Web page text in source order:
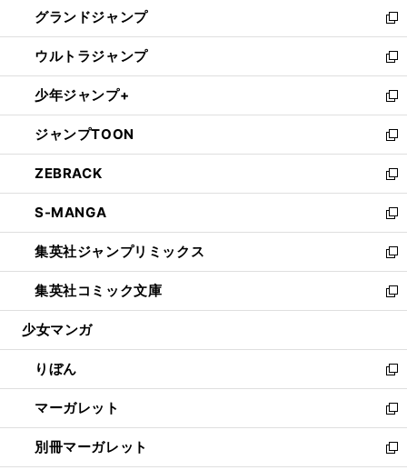
で
開
く
ド
ウ
で
開
く
ィ
ン
ド
ウ
で
開
く
い
ウ
ィ
ン
ド
ウ
で
開
く
グランドジャンプ
新
し
い
ウ
ィ
ン
ド
ウ
で
開
く
ウルトラジャンプ
新
し
い
ウ
ィ
ン
ド
ウ
で
開
く
少年ジャンプ+
新
し
い
ウ
ィ
ン
ド
ウ
で
開
く
ジャンプTOON
新
し
い
ウ
ィ
ン
ド
ウ
で
開
ZEBRACK
新
し
い
ウ
ィ
ン
ド
ウ
開
く
S-MANGA
新
し
い
ウ
ィ
ン
ウ
で
開
く
集英社ジャンプリミックス
新
し
い
ウ
ン
ド
ウ
で
開
く
集英社コミック文庫
新
し
ウ
ィ
ン
ド
ウ
で
開
少女マンガ
りぼん
新
し
い
ウ
ィ
マーガレット
新
し
い
別冊マーガレット
新